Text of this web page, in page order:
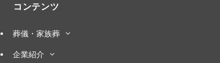
コンテンツ
葬儀・家族葬
企業紹介